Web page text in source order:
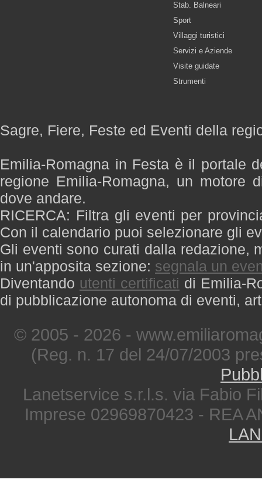
Stab. Balneari
Sport
Villaggi turistici
Servizi e Aziende
Visite guidate
Strumenti
Sagre, Fiere, Feste ed Eventi della
Emilia-Romagna in Festa è il portale
regione Emilia-Romagna, un motore
dove andare.
RICERCA: Filtra gli eventi per
Con il calendario puoi selezionare gli
Gli eventi sono curati dalla redazione,
in un'apposita sezione: segnala un
Diventando utenti certificati di Emilia-
di pubblicazione autonoma di eventi,
© 2005 - 2026 -
(Reg. n. 17 del 24/07/2003
Lanetservice s.r.l.s. via Fabio
Imprese 02969870423 - REA